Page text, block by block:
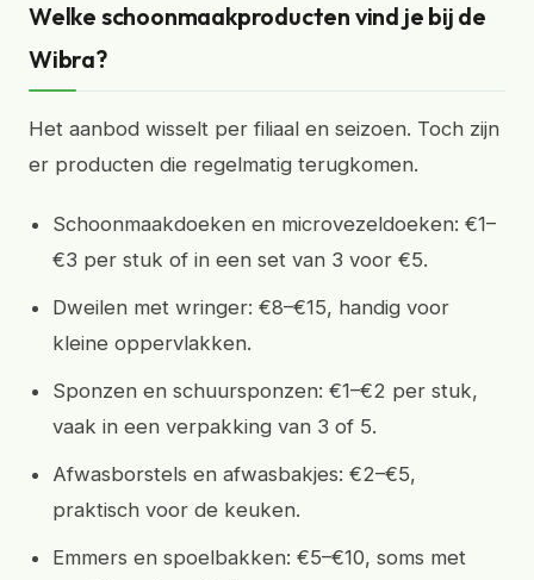
Welke schoonmaakproducten vind je bij de
Wibra?
Het aanbod wisselt per filiaal en seizoen. Toch zijn
er producten die regelmatig terugkomen.
Schoonmaakdoeken en microvezeldoeken: €1–
€3 per stuk of in een set van 3 voor €5.
Dweilen met wringer: €8–€15, handig voor
kleine oppervlakken.
Sponzen en schuursponzen: €1–€2 per stuk,
vaak in een verpakking van 3 of 5.
Afwasborstels en afwasbakjes: €2–€5,
praktisch voor de keuken.
Emmers en spoelbakken: €5–€10, soms met